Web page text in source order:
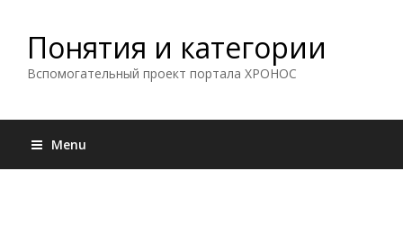
Понятия и категории
Вспомогательный проект портала ХРОНОС
Menu